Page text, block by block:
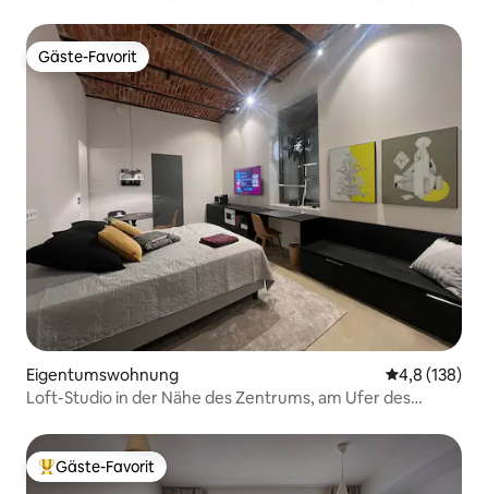
Gäste-Favorit
Gäste-Favorit
Eigentumswohnung
4,8 (138)
Loft-Studio in der Nähe des Zentrums, am Ufer des
Beliebter Gäste-Favorit.
Gäste-Favorit